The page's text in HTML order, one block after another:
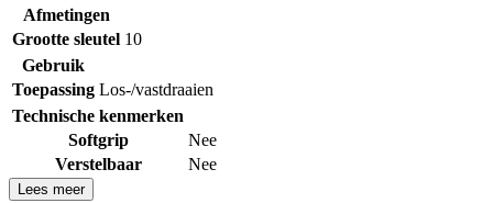
Afmetingen
Grootte sleutel 10
Gebruik
Toepassing Los-/vastdraaien
Technische kenmerken
Softgrip
Nee
Verstelbaar
Nee
Lees meer